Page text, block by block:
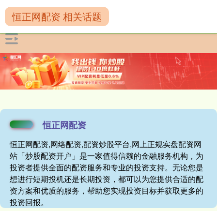
恒正网配资
恒正网配资,网络配资,配资炒股平台,网上正规实盘配资网
站「炒股配资开户」是一家值得信赖的金融服务机构，为
投资者提供全面的配资服务和专业的投资支持。无论您是
想进行短期投机还是长期投资，都可以为您提供合适的配
资方案和优质的服务，帮助您实现投资目标并获取更多的
投资回报。
恒正网配资 相关话题